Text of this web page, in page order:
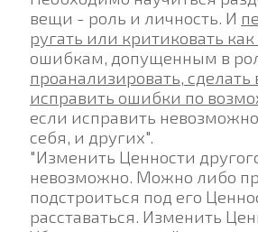
вещи - роль и личность. И
ругать или критиковать
ошибкам, допущенным в
проанализировать, сделать
исправить ошибки по
если исправить
себя, и других".
"Изменить Ценности
невозможно. Можно либо
подстроиться под его
расставаться. Изменить